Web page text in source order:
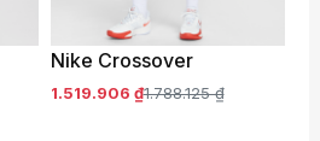
Nike Crossover
1.519.906 ₫1.788.125 ₫